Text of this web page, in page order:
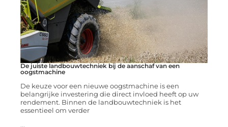
De juiste landbouwtechniek bij de aanschaf van een
oogstmachine
De keuze voor een nieuwe oogstmachine is een
belangrijke investering die direct invloed heeft op uw
rendement. Binnen de landbouwtechniek is het
essentieel om verder
...